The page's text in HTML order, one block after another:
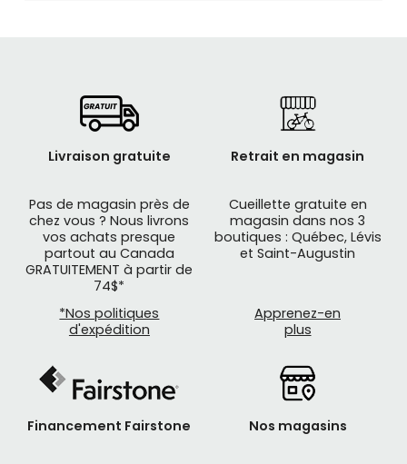
Livraison gratuite
Pas de magasin près de
chez vous ? Nous livrons
vos achats presque
partout au Canada
GRATUITEMENT à partir de
74$*
*Nos politiques
d'expédition
Retrait en magasin
Cueillette gratuite en
magasin dans nos 3
boutiques : Québec, Lévis
et Saint-Augustin
Apprenez-en
plus
Financement Fairstone Nos magasins